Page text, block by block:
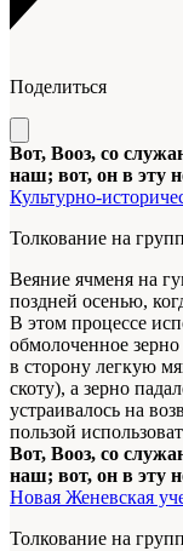
Поделиться
Вот, Вооз, со
наш; вот, он в эту
Культурно-
Толкование на
Веяние ячменя на
поздней осенью,
В этом процессе
обмолоченное
в сторону легкую
скоту), а зерно
устраивалось на
пользой
Вот, Вооз, со
наш; вот, он в эту
Новая Женевская
Толкование на